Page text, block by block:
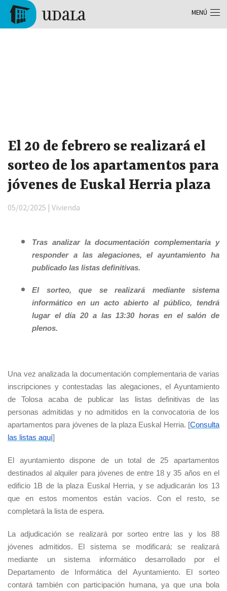
Pasar al contenido principal
El 20 de febrero se realizará el
sorteo de los apartamentos para
jóvenes de Euskal Herria plaza
05/02/2025 | Vivienda
Tras analizar la documentación complementaria y
responder a las alegaciones, el ayuntamiento ha
publicado las listas definitivas.
El sorteo, que se realizará mediante sistema
informático en un acto abierto al público, tendrá
lugar el día 20 a las 13:30 horas en el salón de
plenos.
Una vez analizada la documentación complementaria de varias
inscripciones y contestadas las alegaciones, el Ayuntamiento
de Tolosa acaba de publicar las listas definitivas de las
personas admitidas y no admitidos en la convocatoria de los
apartamentos para jóvenes de la plaza Euskal Herria. [Consulta
las listas aquí]
El ayuntamiento dispone de un total de 25 apartamentos
destinados al alquiler para jóvenes de entre 18 y 35 años en el
edificio 1B de la plaza Euskal Herria, y se adjudicarán los 13
que en estos momentos están vacíos. Con el resto, se
completará la lista de espera.
La adjudicación se realizará por sorteo entre las y los 88
jóvenes admitidos. El sistema se modificará: se realizará
mediante un sistema informático desarrollado por el
Departamento de Informática del Ayuntamiento. El sorteo
contará también con participación humana, ya que una bola
MENÚ